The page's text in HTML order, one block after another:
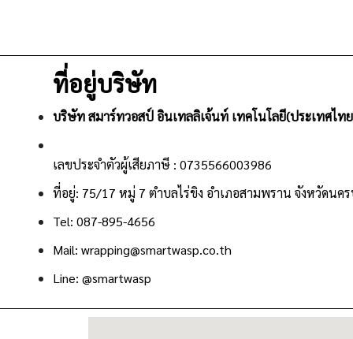
ที่อยู่บริษัท
บริษัท สมาร์ทวอสป์ อินเทลลิเจ้นท์ เทคโนโลยี(ประเทศไท
เลขประจําตัวผู้เสียภาษี : 0735566003986
ที่อยู่: 75/17 หมู่ 7 ตำบลไร่ขิง อำเภอสามพราน จังหวัดนค
Tel: 087-895-4656
Mail: wrapping@smartwasp.co.th
Line: @smartwasp